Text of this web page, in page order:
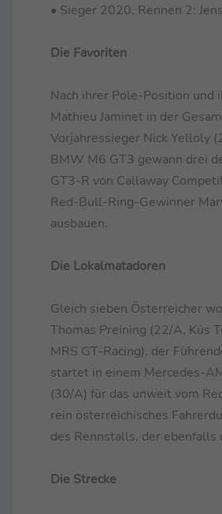
• Sieger 2020, Rennen 2:
Die Favoriten
Nach ihrer Pole-Position und
Mathieu Jaminet in der
Vorjahressieger Nick Yelloly
BMW M6 GT3 gewann drei
GT3-R von Callaway
Red-Bull-Ring-Gewinner
ausbauen.
Die Lokalmatadoren
Gleich sieben Österreicher
Thomas Preining (22/A, Küs
MRS GT-Racing), der
startet in einem Mercedes-
(30/A) für das unweit vom
rein österreichisches
des Rennstalls, der
Die Strecke